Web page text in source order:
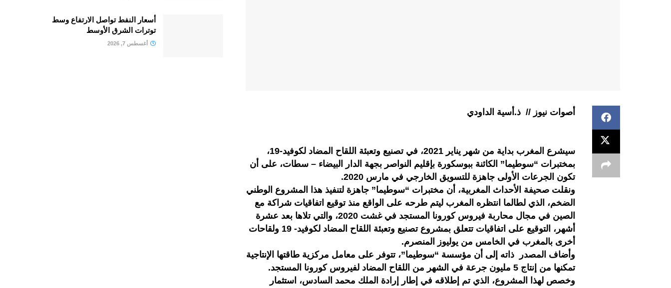
أصوات نيوز // ذ.أسية الداودي
سيشرع المغرب بداية من شهر يناير 2021، في تصنيع وتعبئة اللقاح المضاد لكوفيد-19،
بمختبرات “سوطيما” الكائنة ببوسكورة بإقليم النواصر بجهة الدار البيضاء – سطات، على أن
تكون الجرعات الأولى جاهزة للتسويق الخارجي في مارس 2020.
ونقلت صحيفة الأحداث المغربية، أن مختبرات “سوطيما” جاهزة لتنفيذ هذا المشروع الوطني
الضخم، الذي لطالما انتظره المغرب ليتم طرحه على الواقع منذ توقيع اتفاقيات شراكة مع
الصين في مجال محاربة فيروس كورونا المستجد في غشت 2020، والتي تلاها بعد عشرة
أشهر، التوقيع على اتفاقيات تتعلق بمشروع تصنيع وتعبئة اللقاح المضاد لكوفيد- 19 ولقاحات
أخرى بالمغرب في الخامس من يوليوز المنصرم.
وأضاف المصدر ذاته إلى أن مؤسسة “سوطيما”، تتوفر على معامل مركزية طاقتها الإنتاجية
تمكنها من إنتاج 5 مليون جرعة في الشهر من اللقاح المضاد لفيروس كورونا المستجد.
وخصص لهذا المشروع، الذي تم إطلاقه في إطار إرادة الملك محمد السادس، استثمار
أسعار النفط تواصل الارتفاع وسط
توترات الشرق الأوسط
أغسطس 7, 2026